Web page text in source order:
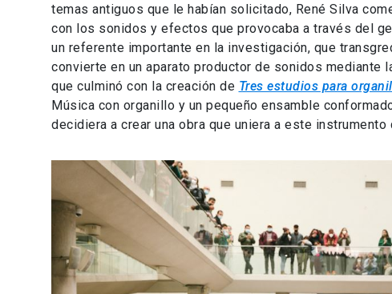
temas antiguos que le habían solicitado, René Silva
con los sonidos y efectos que provocaba a través del
un referente importante en la investigación, que
convierte en un aparato productor de sonidos mediante
que culminó con la creación de Tres estudios para
Música con organillo y un pequeño ensamble
decidiera a crear una obra que uniera a este